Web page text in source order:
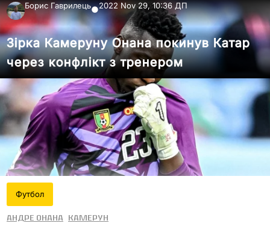
Борис Гаврилець●2022 Nov 29, 10:36 ДП
Зірка Камеруну Онана покинув Катар
через конфлікт з тренером
Футбол
Андре Онана Камерун